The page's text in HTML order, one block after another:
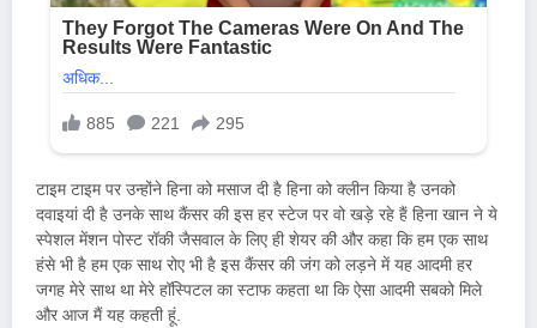
टाइम टाइम पर उन्होंने हिना को मसाज दी है हिना को क्लीन किया है उनको
दवाइयां दी है उनके साथ कैंसर की इस हर स्टेज पर वो खड़े रहे हैं हिना खान ने ये
स्पेशल मेंशन पोस्ट रॉकी जैसवाल के लिए ही शेयर की और कहा कि हम एक साथ
हंसे भी है हम एक साथ रोए भी है इस कैंसर की जंग को लड़ने में यह आदमी हर
जगह मेरे साथ था मेरे हॉस्पिटल का स्टाफ कहता था कि ऐसा आदमी सबको मिले
और आज मैं यह कहती हूं.